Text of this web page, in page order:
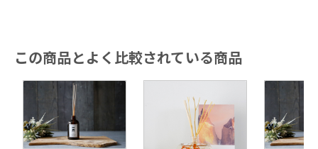
この商品とよく比較されている商品